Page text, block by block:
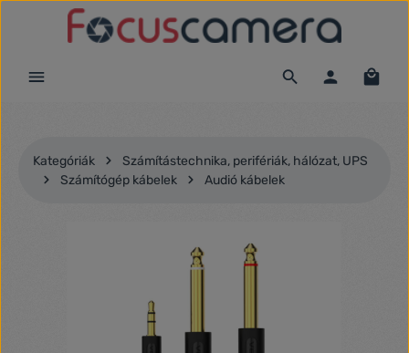
Ugrás a fő tartalomra
Kategóriák
Számítástechnika, perifériák, hálózat, UPS
Számítógép kábelek
Audió kábelek